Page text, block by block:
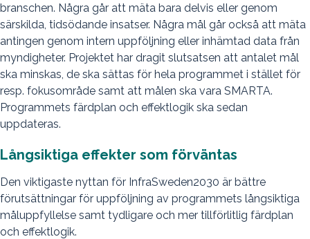
branschen. Några går att mäta bara delvis eller genom
särskilda, tidsödande insatser. Några mål går också att mäta
antingen genom intern uppföljning eller inhämtad data från
myndigheter. Projektet har dragit slutsatsen att antalet mål
ska minskas, de ska sättas för hela programmet i stället för
resp. fokusområde samt att målen ska vara SMARTA.
Programmets färdplan och effektlogik ska sedan
uppdateras.
Långsiktiga effekter som förväntas
Den viktigaste nyttan för InfraSweden2030 är bättre
förutsättningar för uppföljning av programmets långsiktiga
måluppfyllelse samt tydligare och mer tillförlitlig färdplan
och effektlogik.